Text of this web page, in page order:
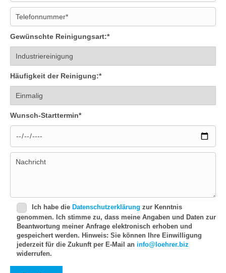
Gewünschte Reinigungsart:*
Häufigkeit der Reinigung:*
Wunsch-Starttermin*
Bitte lasse dieses Feld leer.
Ich habe die Datenschutzerklärung zur Kenntnis
genommen. Ich stimme zu, dass meine Angaben und Daten zur
Beantwortung meiner Anfrage elektronisch erhoben und
gespeichert werden. Hinweis: Sie können Ihre Einwilligung
jederzeit für die Zukunft per E-Mail an info@loehrer.biz
widerrufen.